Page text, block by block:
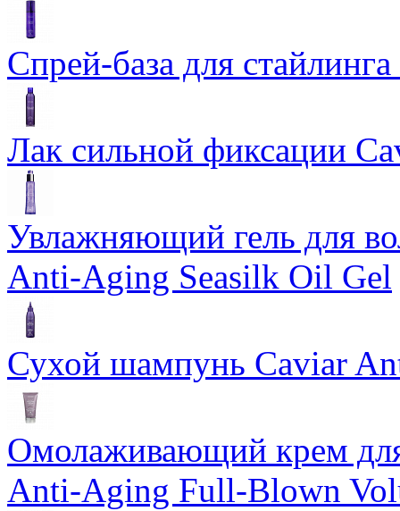
Спрей-база для
Лак сильной фиксации
Увлажняющий гель для
Anti-Aging Seasilk Oil Gel
Сухой шампунь Caviar
Омолаживающий крем
Anti-Aging Full-Blown